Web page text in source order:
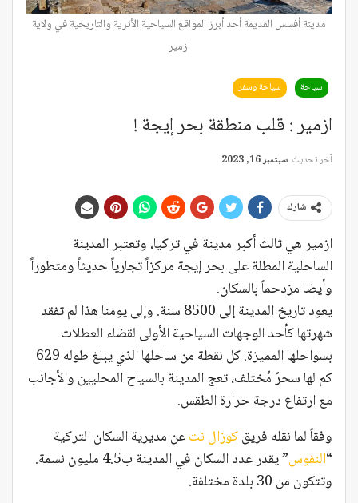
مدينة أفسس القديمة أحد أبرز المواقع السياحية الأثرية والتاريخية في ولاية
ازمير
سياحة سياحة وسفر
ازمير : قلب منطقة بحر إيجة !
آخر تحديث سبتمبر 16, 2023
شارك
ازمير هي ثالث أكبر مدينة في تركيا، وتعتبر المدينة
الساحلية المطلة على بحر إيجة مركزاً تجارياً حديثاً ومتطوراً
وأيضا مزدحماً بالسكان.
يعود تاريخ المدينة إلى 8500 سنة. وإلى يومنا هذا لم تفقد
شهرتها كأحد الوجهات السياحية الأولى لقضاء العطلات
بسواحلها المميزة. كل نقطة من ساحلها الذي يبلغ طوله 629
كم لها سحرٌ مُختلف، تعج المدينة بالسياح المحليين والأجانب
مع ارتفاع درجة حرارة الطقس.
وفقاً لما نقله فريقكوزال نتعن مديرية السكان التركية
“النفوس
” يقدر عدد السكان في المدينة ب4.5 مليون نسمة.
وتتكون من 30 بلدة مختلفة.